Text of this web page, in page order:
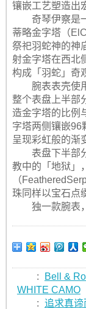
镶嵌工艺塑造出
奇琴伊察是
蒂略金字塔（
祭祀羽蛇神的神
射金字塔在西北
构成「羽蛇」奇
腕表表壳使
整个表盘上半部
造金字塔的比例
字塔两侧镶嵌96
呈现彩虹般的渐
表盘下半部
教中的「地狱」
（
珠同样以宝石点
独一款腕表
:
Bell &
WHITE CAMO
: 追求真谛